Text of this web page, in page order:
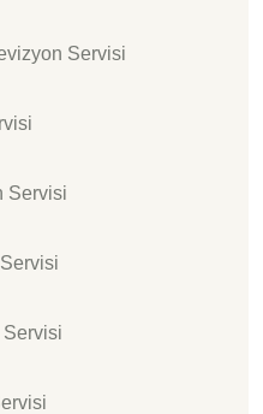
Servisi
Servisi